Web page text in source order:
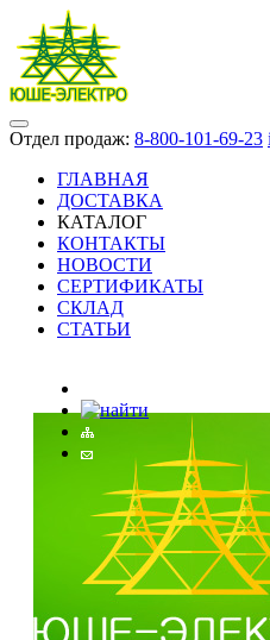
Отдел продаж: 8-800-101-69-23
ГЛАВНАЯ
ДОСТАВКА
КАТАЛОГ
КОНТАКТЫ
НОВОСТИ
СЕРТИФИКАТЫ
СКЛАД
СТАТЬИ